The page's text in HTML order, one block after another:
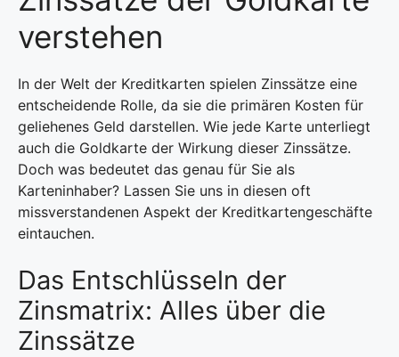
verstehen
In der Welt der Kreditkarten spielen Zinssätze eine
entscheidende Rolle, da sie die primären Kosten für
geliehenes Geld darstellen. Wie jede Karte unterliegt
auch die Goldkarte der Wirkung dieser Zinssätze.
Doch was bedeutet das genau für Sie als
Karteninhaber? Lassen Sie uns in diesen oft
missverstandenen Aspekt der Kreditkartengeschäfte
eintauchen.
Das Entschlüsseln der
Zinsmatrix: Alles über die
Zinssätze